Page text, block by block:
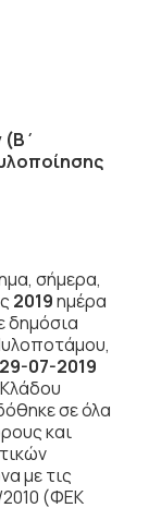
σήμερα,
2019ημέρα
δημόσια
07-2019
σε όλα
και
με τις
(ΦΕΚ